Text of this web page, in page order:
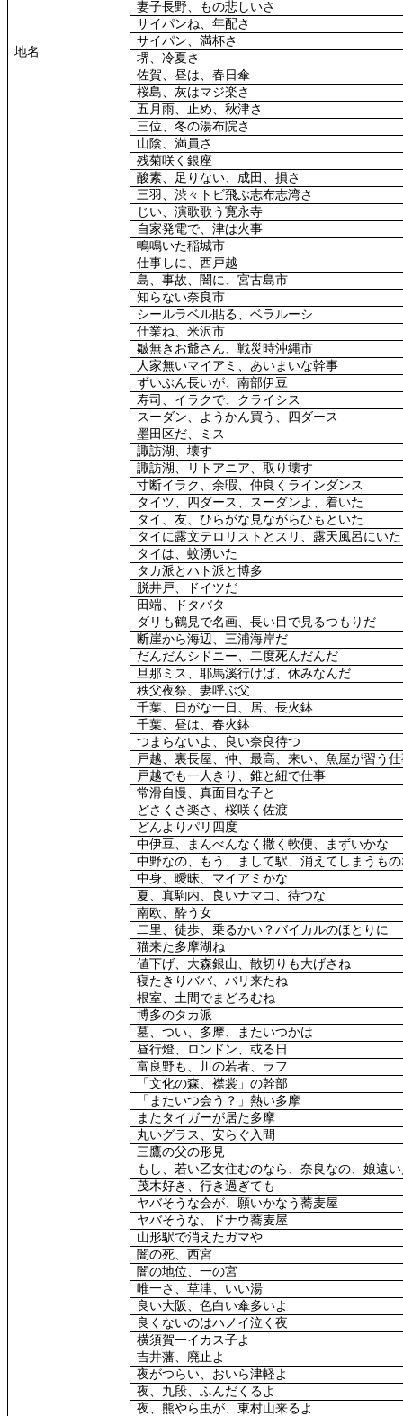
地名
妻子長野、もの悲しいさ
サイパンね、年配さ
サイパン、満杯さ
堺、冷夏さ
佐賀、昼は、春日傘
桜島、灰はマジ楽さ
五月雨、止め、秋津さ
三位、冬の湯布院さ
山陰、満員さ
残菊咲く銀座
酸素、足りない、成田、損さ
三羽、渋々トビ飛ぶ志布志湾さ
じい、演歌歌う寛永寺
自家発電で、津は火事
鴫鳴いた稲城市
仕事しに、西戸越
島、事故、闇に、宮古島市
知らない奈良市
シールラベル貼る、ベラルーシ
仕業ね、米沢市
皺無きお爺さん、戦災時沖縄市
人家無いマイアミ、あいまいな幹事
ずいぶん長いが、南部伊豆
寿司、イラクで、クライシス
スーダン、ようかん買う、四ダース
墨田区だ、ミス
諏訪湖、壊す
諏訪湖、リトアニア、取り壊す
寸断イラク、余暇、仲良くラインダンス
タイツ、四ダース、スーダンよ、着いた
タイ、友、ひらがな見ながらひもといた
タイに露文テロリストとスリ、露天風呂にいた
タイは、蚊湧いた
タカ派とハト派と博多
脱井戸、ドイツだ
田端、ドタバタ
ダリも鶴見で名画、長い目で見るつもりだ
断崖から海辺、三浦海岸だ
だんだんシドニー、二度死んだんだ
旦那ミス、耶馬溪行けば、休みなんだ
秩父夜祭、妻呼ぶ父
千葉、日がな一日、居、長火鉢
千葉、昼は、春火鉢
つまらないよ、良い奈良待つ
戸越、裏長屋、仲、最高、来い、魚屋が習う
戸越でも一人きり、錐と紐で仕事
常滑自慢、真面目な子と
どさくさ楽さ、桜咲く佐渡
どんよりパリ四度
中伊豆、まんべんなく撒く軟便、まずいかな
中野なの、もう、まして駅、消えてしまうも
中身、曖昧、マイアミかな
夏、真駒内、良いナマコ、待つな
南欧、酔う女
二里、徒歩、乗るかい？バイカルのほとりに
猫来た多摩湖ね
値下げ、大森銀山、散切りも大げさね
寝たきりババ、バリ来たね
根室、土間でまどろむね
博多のタカ派
墓、つい、多摩、またいつかは
昼行燈、ロンドン、或る日
富良野も、川の若者、ラフ
「文化の森、襟裳」の幹部
「またいつ会う？」熱い多摩
またタイガーが居た多摩
丸いグラス、安らぐ入間
三鷹の父の形見
もし、若い乙女住むのなら、奈良なの、娘遠
茂木好き、行き過ぎても
ヤバそうな会が、願いかなう蕎麦屋
ヤバそうな、ドナウ蕎麦屋
山形駅で消えたガマや
闇の死、西宮
闇の地位、一の宮
唯一さ、草津、いい湯
良い大阪、色白い傘多いよ
良くないのはハノイ泣く夜
横須賀一イカス子よ
吉井藩、廃止よ
夜がつらい、おいら津軽よ
夜、九段、ふんだくるよ
夜、熊やら虫が、東村山来るよ